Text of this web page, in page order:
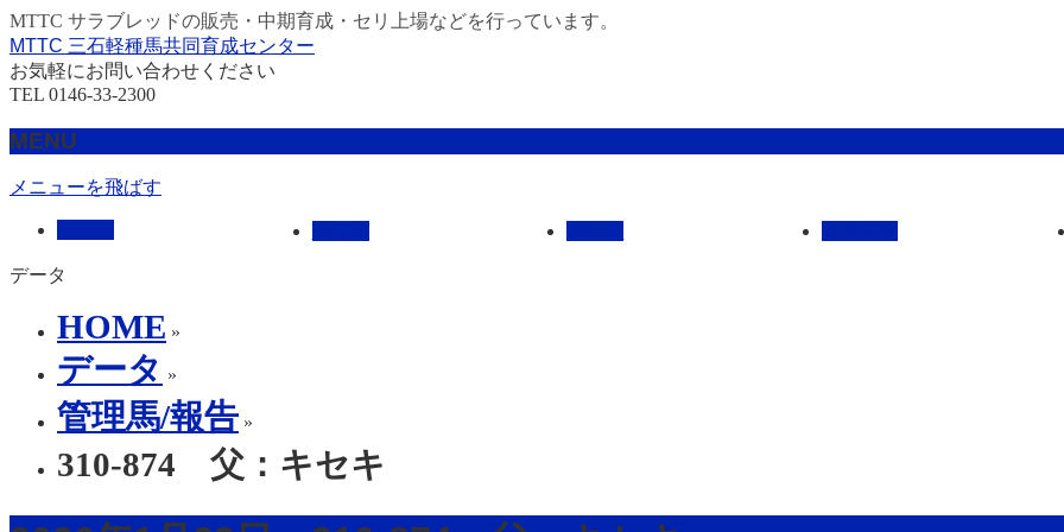
MTTC サラブレッドの販売・中期育成・セリ上場などを行っています。
MTTC 三石軽種馬共同育成センター
お気軽にお問い合わせください
TEL 0146-33-2300
MENU
メニューを飛ばす
データ
HOME »
データ »
管理馬/報告 »
310-874 父：キセキ